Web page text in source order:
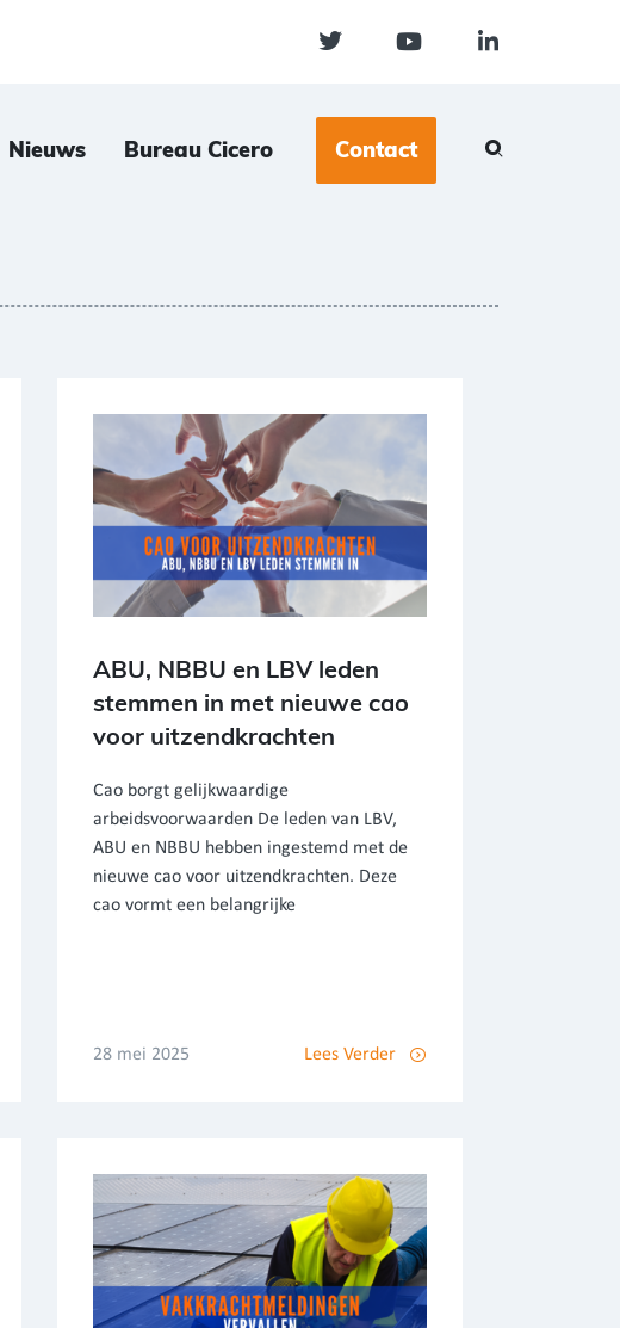
Nieuws Bureau Cicero Contact
ABU, NBBU en LBV leden
stemmen in met nieuwe cao
voor uitzendkrachten
Cao borgt gelijkwaardige
arbeidsvoorwaarden De leden van LBV,
ABU en NBBU hebben ingestemd met de
nieuwe cao voor uitzendkrachten. Deze
cao vormt een belangrijke
28 mei 2025 Lees Verder